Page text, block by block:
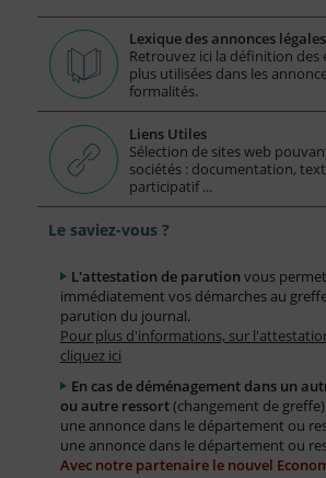
Lexique des annonces légales
Retrouvez ici la définition des
plus utilisées dans les
formalités.
Liens Utiles
Sélection de sites web
sociétés : documentation,
participatif ...
Le saviez-vous ?
L'attestation de parution vous
immédiatement vos démarches au
parution du journal.
Pour plus d'informations, sur
cliquez ici
En cas de déménagement dans un
ou autre ressort(changement de
une annonce dans le département ou
une annonce dans le département ou
Avec notre partenaire le nouvel